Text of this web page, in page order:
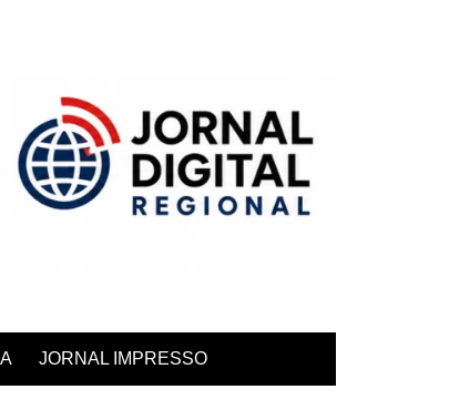
JORNAL IMPRESSO